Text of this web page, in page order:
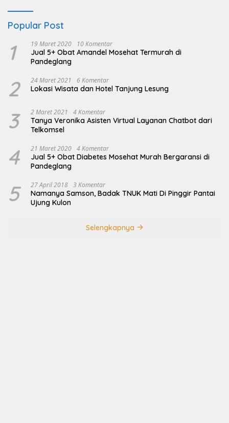
Popular Post
1 19 Maret 2020 10 Komentar
Jual 5+ Obat Amandel Mosehat Termurah di
Pandeglang
2 24 Maret 2021 6 Komentar
Lokasi Wisata dan Hotel Tanjung Lesung
3 2 Maret 2021 4 Komentar
Tanya Veronika Asisten Virtual Layanan Chatbot dari
Telkomsel
4 21 Maret 2020 4 Komentar
Jual 5+ Obat Diabetes Mosehat Murah Bergaransi di
Pandeglang
5 27 April 2018 3 Komentar
Namanya Samson, Badak TNUK Mati Di Pinggir Pantai
Ujung Kulon
Selengkapnya